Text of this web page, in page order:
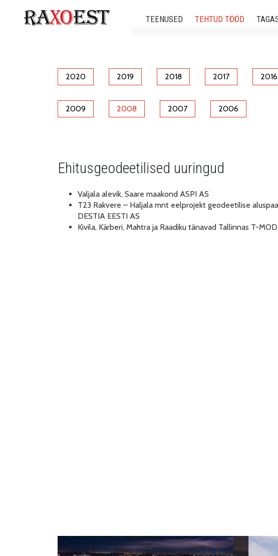
TEENUSED
Ehitusgeodeetilised uuringud
3d skaneerimine
TEHTUD TÖÖD
2020 2019 2018 2017 2016
2009 2008 2007 2006
Ehitusgeodeetilised uuringud
Valjala alevik, Saare maakond ASPI AS
T23 Rakvere – Haljala mnt eelprojekt geodeetilise
DESTIA EESTI AS
Kivila, Kärberi, Mahtra ja Raadiku tänavad Tallinnas T-